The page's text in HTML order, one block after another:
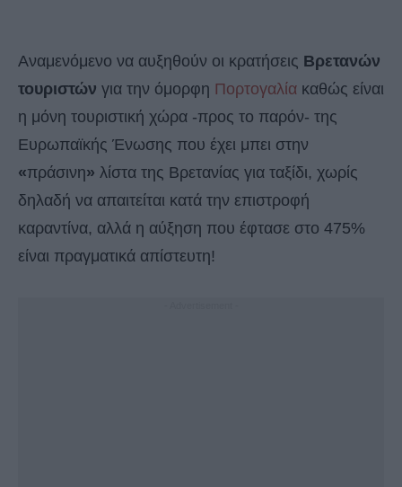
Αναμενόμενο να αυξηθούν οι κρατήσεις Βρετανών
τουριστών για την όμορφη Πορτογαλία καθώς είναι
η μόνη τουριστική χώρα -προς το παρόν- της
Ευρωπαϊκής Ένωσης που έχει μπει στην
«πράσινη» λίστα της Βρετανίας για ταξίδι, χωρίς
δηλαδή να απαιτείται κατά την επιστροφή
καραντίνα, αλλά η αύξηση που έφτασε στο 475%
είναι πραγματικά απίστευτη!